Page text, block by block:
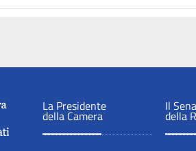
La Presidente
della Camera
Il
della